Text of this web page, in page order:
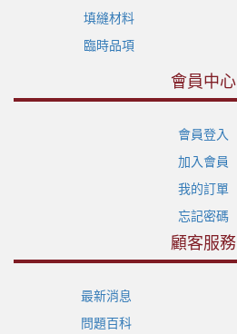
填縫材料
臨時品項
會員中心
會員登入
加入會員
我的訂單
忘記密碼
顧客服務
最新消息
問題百科